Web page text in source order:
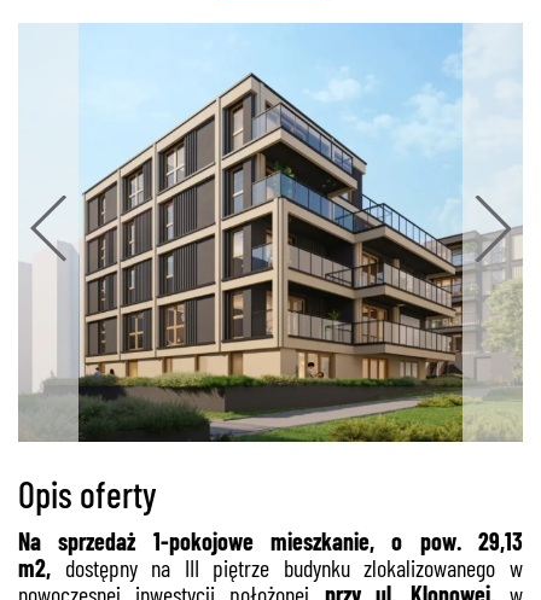
Opis oferty
Na sprzedaż 1-pokojowe mieszkanie, o pow. 29,13
m2, dostępny na III piętrze budynku zlokalizowanego w
nowoczesnej inwestycji położonej przy ul. Klonowej,w